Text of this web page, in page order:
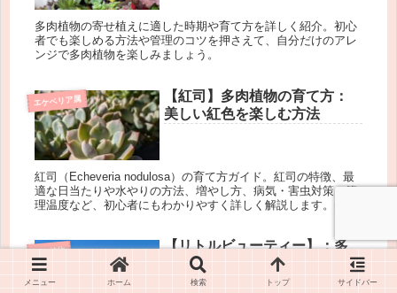
多肉植物の寄せ植えに適した時期や育て方を詳しく紹介。初心
者でも楽しめる方法や管理のコツを押さえて、自分だけのアレ
ンジで多肉植物を楽しみましょう。
エケベリア属
【紅司】多肉植物の育て方：
美しい紅色を楽しむ方法
紅司（Echeveria nodulosa）の育て方ガイド。紅司の特徴、最
適な日当たりや水やりの方法、増やし方、病気・害虫対策、管
理温度など、初心者にもわかりやすく詳しく解説します。美し
多肉植物
【リトルビューティー】：多
肉植物の育て方とインテリア
活用法
メニュー ホーム 検索 トップ サイドバー